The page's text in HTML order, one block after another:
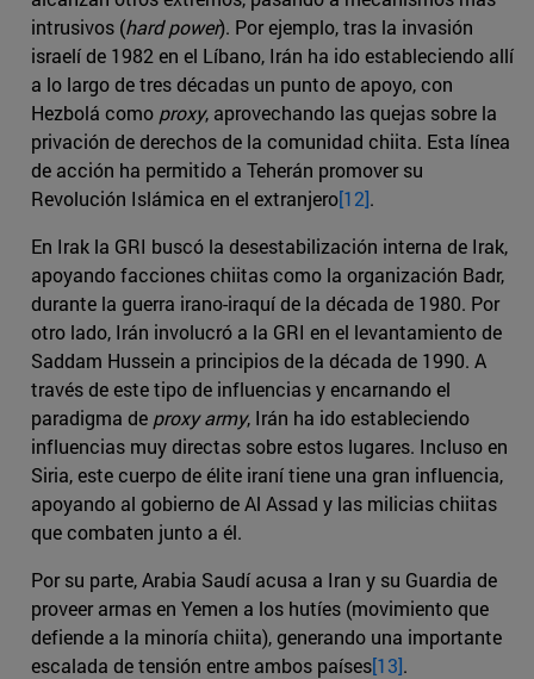
intrusivos (hard power). Por ejemplo, tras la invasión
israelí de 1982 en el Líbano, Irán ha ido estableciendo allí
a lo largo de tres décadas un punto de apoyo, con
Hezbolá como proxy, aprovechando las quejas sobre la
privación de derechos de la comunidad chiita. Esta línea
de acción ha permitido a Teherán promover su
Revolución Islámica en el extranjero[12].
En Irak la GRI buscó la desestabilización interna de Irak,
apoyando facciones chiitas como la organización Badr,
durante la guerra irano-iraquí de la década de 1980. Por
otro lado, Irán involucró a la GRI en el levantamiento de
Saddam Hussein a principios de la década de 1990. A
través de este tipo de influencias y encarnando el
paradigma de proxy army, Irán ha ido estableciendo
influencias muy directas sobre estos lugares. Incluso en
Siria, este cuerpo de élite iraní tiene una gran influencia,
apoyando al gobierno de Al Assad y las milicias chiitas
que combaten junto a él.
Por su parte, Arabia Saudí acusa a Iran y su Guardia de
proveer armas en Yemen a los hutíes (movimiento que
defiende a la minoría chiita), generando una importante
escalada de tensión entre ambos países[13].